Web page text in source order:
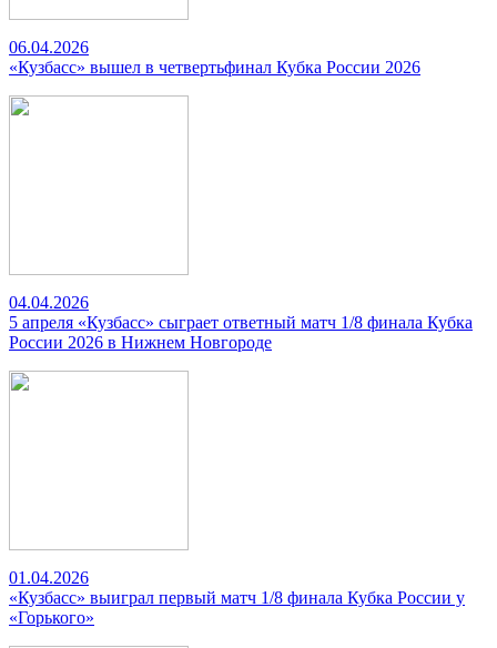
06.04.2026
«Кузбасс» вышел в четвертьфинал Кубка России 2026
04.04.2026
5 апреля «Кузбасс» сыграет ответный матч 1/8 финала Кубка
России 2026 в Нижнем Новгороде
01.04.2026
«Кузбасс» выиграл первый матч 1/8 финала Кубка России у
«Горького»